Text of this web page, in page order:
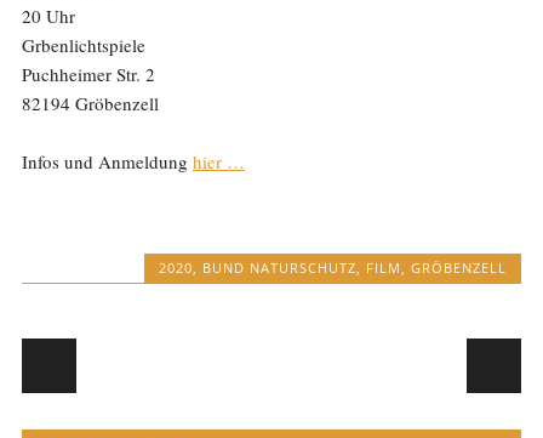
20 Uhr
Grbenlichtspiele
Puchheimer Str. 2
82194 Gröbenzell
Infos und Anmeldung hier …
2020, BUND NATURSCHUTZ, FILM,GRÖBENZELL
Post navigation